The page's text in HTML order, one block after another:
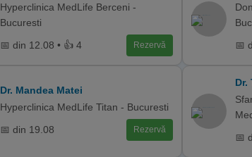
Hyperclinica MedLife Berceni -
Bucuresti
📅 din 12.08 • 👍 4 Rezervă 📅
Dr. Mandea Matei
Hyperclinica MedLife Titan - Bucuresti
📅 din 19.08 Rezervă
Dr.
📅